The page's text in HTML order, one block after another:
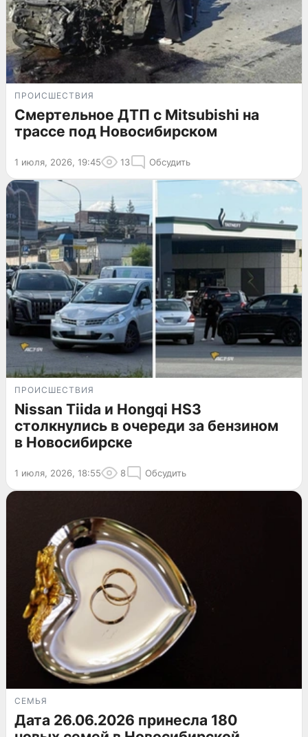
ПРОИСШЕСТВИЯ
Смертельное ДТП с Mitsubishi на
трассе под Новосибирском
1 июля, 2026, 19:45 13 Обсудить
ПРОИСШЕСТВИЯ
Nissan Tiida и Hongqi HS3
столкнулись в очереди за бензином
в Новосибирске
1 июля, 2026, 18:55 8 Обсудить
СЕМЬЯ
Дата 26.06.2026 принесла 180